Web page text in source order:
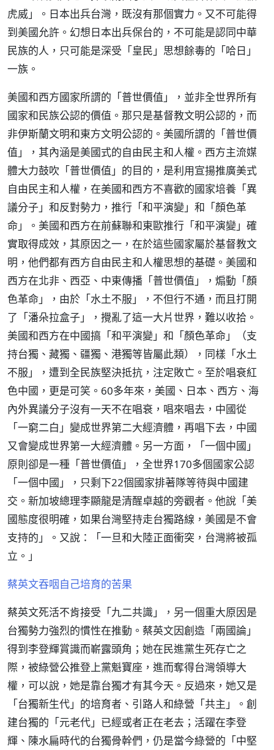
虎威」。日本出兵台灣，既沒有那個實力。又不可能得
到美國允許。幻想日本出兵保台的，不可能是認同中華
民族的人，只可能是深受「皇民」思想餘毒的「哈日」
一族。
美國和西方國家所謂的「普世價值」，並非全世界所有
國家和民族公認的價值。那只是基督教文明公認的，而
非伊斯蘭文明和東方文明公認的。美國所謂的「普世價
值」，其內涵是美國式的自由民主和人權。西方主流媒
體大力鼓吹「普世價值」的目的，是利用宣揚推廣美式
自由民主和人權，在美國和西方不喜歡的國家培養「異
議分子」和反對勢力，推行「和平演變」和「顏色革
命」。美國和西方在前蘇聯和東歐推行「和平演變」確
實取得成效，其原因之一，在於這些國家屬於基督教文
明，他們都有西方自由民主和人權思想的基礎。美國和
西方在北非、西亞、中東傳播「普世價值」，煽動「顏
色革命」，由於「水土不服」，不但行不通，而且打開
了「潘朵拉盒子」，攪亂了這一大片世界，難以收拾。
美國和西方在中國搞「和平演變」和「顏色革命」（支
持台獨、藏獨、疆獨、港獨等皆屬此類），同樣「水土
不服」，遭到全民族堅決抵抗，注定敗亡。至於唱衰紅
色中國，更是可笑。60多年來，美國、日本、西方、海
內外異議分子沒有一天不在唱衰，唱來唱去，中國從
「一窮二白」變成世界第二大經濟體，再唱下去，中國
又會變成世界第一大經濟體。另一方面，「一個中國」
原則卻是一種「普世價值」，全世界170多個國家公認
「一個中國」，只剩下22個國家排著隊等待與中國建
交。新加坡總理李顯龍是清醒卓越的旁觀者。他說「美
國態度很明確，如果台灣堅持走台獨路線，美國是不會
支持的」。又說：「一旦和大陸正面衝突，台灣將被孤
立。」
蔡英文吞咽自己培育的苦果
蔡英文死活不肯接受「九二共識」，另一個重大原因是
台獨勢力強烈的慣性在推動。蔡英文因創造「兩國論」
得到李登輝賞識而嶄露頭角；她在民進黨生死存亡之
際，被綠營公推登上黨魁寶座，進而奪得台灣領導大
權，可以說，她是靠台獨才有其今天。反過來，她又是
「台獨新生代」的培育者、引路人和綠營「共主」。創
建台獨的「元老代」已經或者正在老去；活躍在李登
輝、陳水扁時代的台獨骨幹們，仍是當今綠營的「中堅